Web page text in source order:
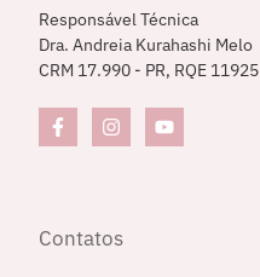
Responsável Técnica
Dra. Andreia Kurahashi Melo
CRM 17.990 - PR, RQE 11925
Contatos